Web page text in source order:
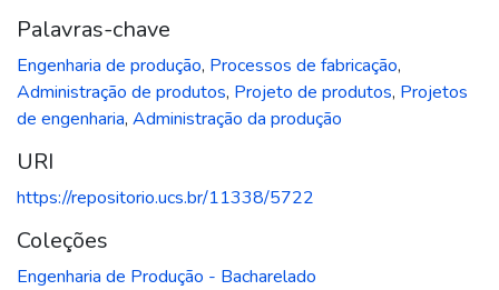
Palavras-chave
Engenharia de produção, Processos de fabricação,
Administração de produtos, Projeto de produtos, Projetos
de engenharia, Administração da produção
URI
https://repositorio.ucs.br/11338/5722
Coleções
Engenharia de Produção - Bacharelado